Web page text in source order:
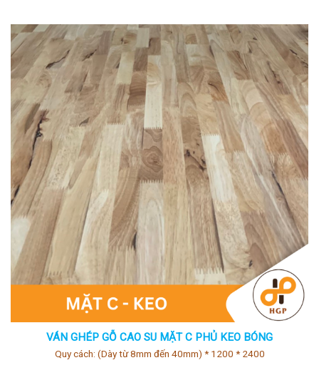
VÁN GHÉP GỖ CAO SU MẶT C PHỦ KEO BÓNG
Quy cách: (Dày từ 8mm đến 40mm) * 1200 * 2400